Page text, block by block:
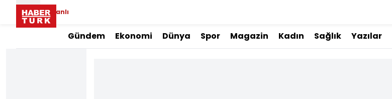
Canlı
Gündem Ekonomi Dünya Spor Magazin Kadın Sağlık Yazılar